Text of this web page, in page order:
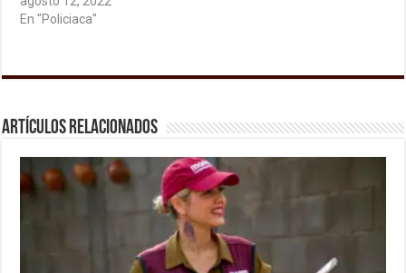
En "Policiaca"
Artículos relacionados